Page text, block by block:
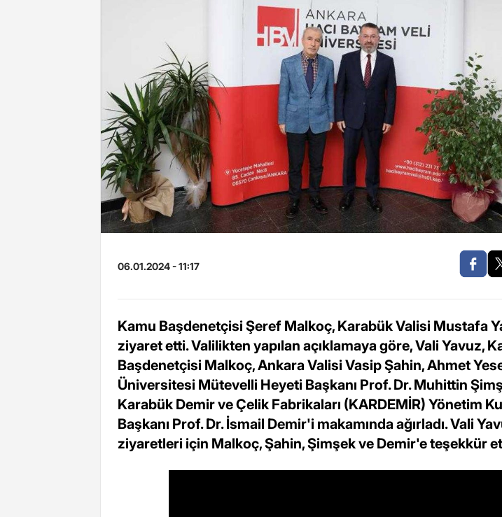
06.01.2024 - 11:17
Kamu Başdenetçisi Şeref Malkoç, Karabük Valisi Mustafa
ziyaret etti. Valilikten yapılan açıklamaya göre, Vali Yavuz,
Başdenetçisi Malkoç, Ankara Valisi Vasip Şahin, Ahmet
Üniversitesi Mütevelli Heyeti Başkanı Prof. Dr. Muhittin
Karabük Demir ve Çelik Fabrikaları (KARDEMİR) Yönetim
Başkanı Prof. Dr. İsmail Demir'i makamında ağırladı. Vali
ziyaretleri için Malkoç, Şahin, Şimşek ve Demir'e teşekkür